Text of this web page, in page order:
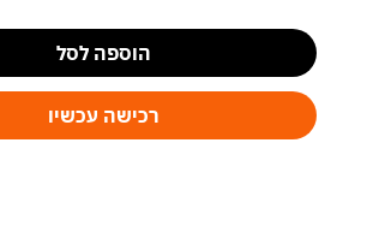
הוספה לסל
רכישה עכשיו